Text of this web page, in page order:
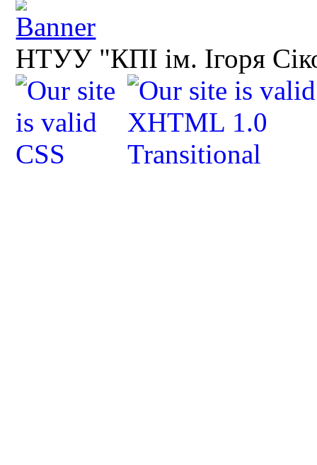
НТУУ "КПІ ім. Ігоря